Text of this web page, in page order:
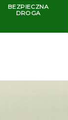
BEZPIECZNA
DROGA